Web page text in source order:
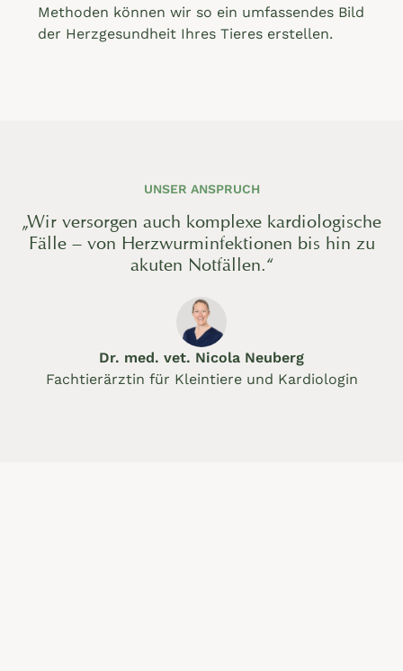
Methoden können wir so ein umfassendes Bild
der Herzgesundheit Ihres Tieres erstellen.
UNSER ANSPRUCH
„Wir versorgen auch komplexe kardiologische
Fälle – von Herzwurminfektionen bis hin zu
akuten Notfällen.“
Dr. med. vet. Nicola Neuberg
Fachtierärztin für Kleintiere und Kardiologin